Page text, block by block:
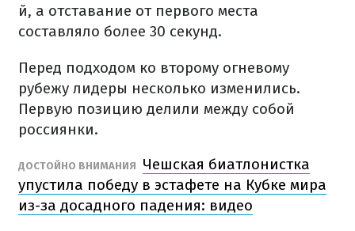
й, а отставание от первого места
составляло более 30 секунд.
Перед подходом ко второму огневому
рубежу лидеры несколько изменились.
Первую позицию делили между собой
россиянки.
ДОСТОЙНО ВНИМАНИЯ
Чешская биатлонистка
упустила победу в эстафете на Кубке мира
из-за досадного падения: видео